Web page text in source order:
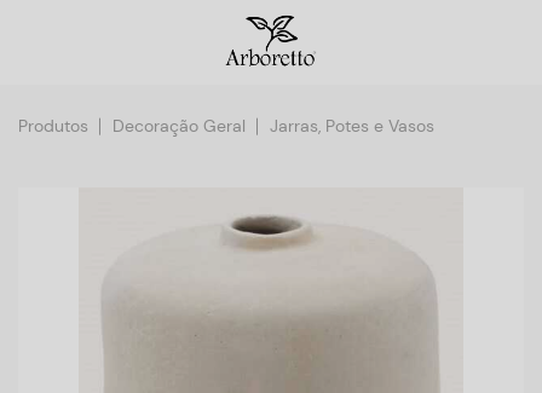
Produtos Decoração Geral Jarras, Potes e Vasos